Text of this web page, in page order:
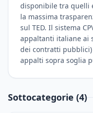
disponibile tra quelli
la massima
sul TED. Il sistema
appaltanti italiane ai
dei contratti
appalti sopra soglia
Sottocategorie (4)